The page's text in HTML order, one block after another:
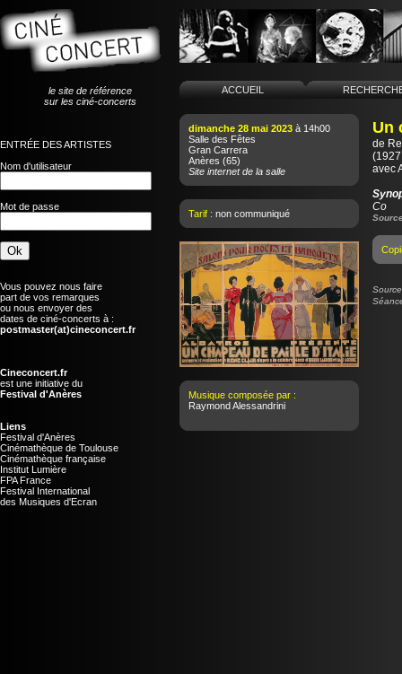
le site de référence
sur les ciné-concerts
ENTRÉE DES ARTISTES
Nom d'utilisateur
Mot de passe
Vous pouvez nous faire
part de vos remarques
ou nous envoyer des
dates de ciné-concerts à :
postmaster(at)cineconcert.fr
Cineconcert.fr
est une initiative du
Festival d'Anères
Liens
Festival d'Anères
Cinémathèque de Toulouse
Cinémathèque française
Institut Lumière
FPA France
Festival International
des Musiques d'Ecran
ACCUEIL
dimanche 28 mai 2023 à 14h00
Salle des Fêtes
Gran Carrera
Anères (65)
Site internet de la salle
Tarif : non communiqué
Musique composée par :
Raymond Alessandrini
Un
de
avec
Co